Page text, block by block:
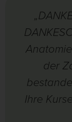
der
Ihre